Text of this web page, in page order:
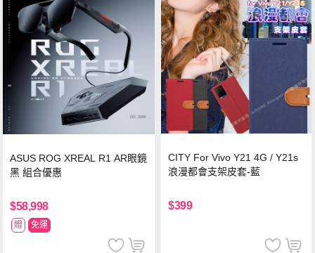
ASUS ROG XREAL R1 AR眼鏡
黑 組合優惠
$58,998
贈 免運
CITY For Vivo Y21 4G / Y21s
浪漫都會支架皮套-藍
$399